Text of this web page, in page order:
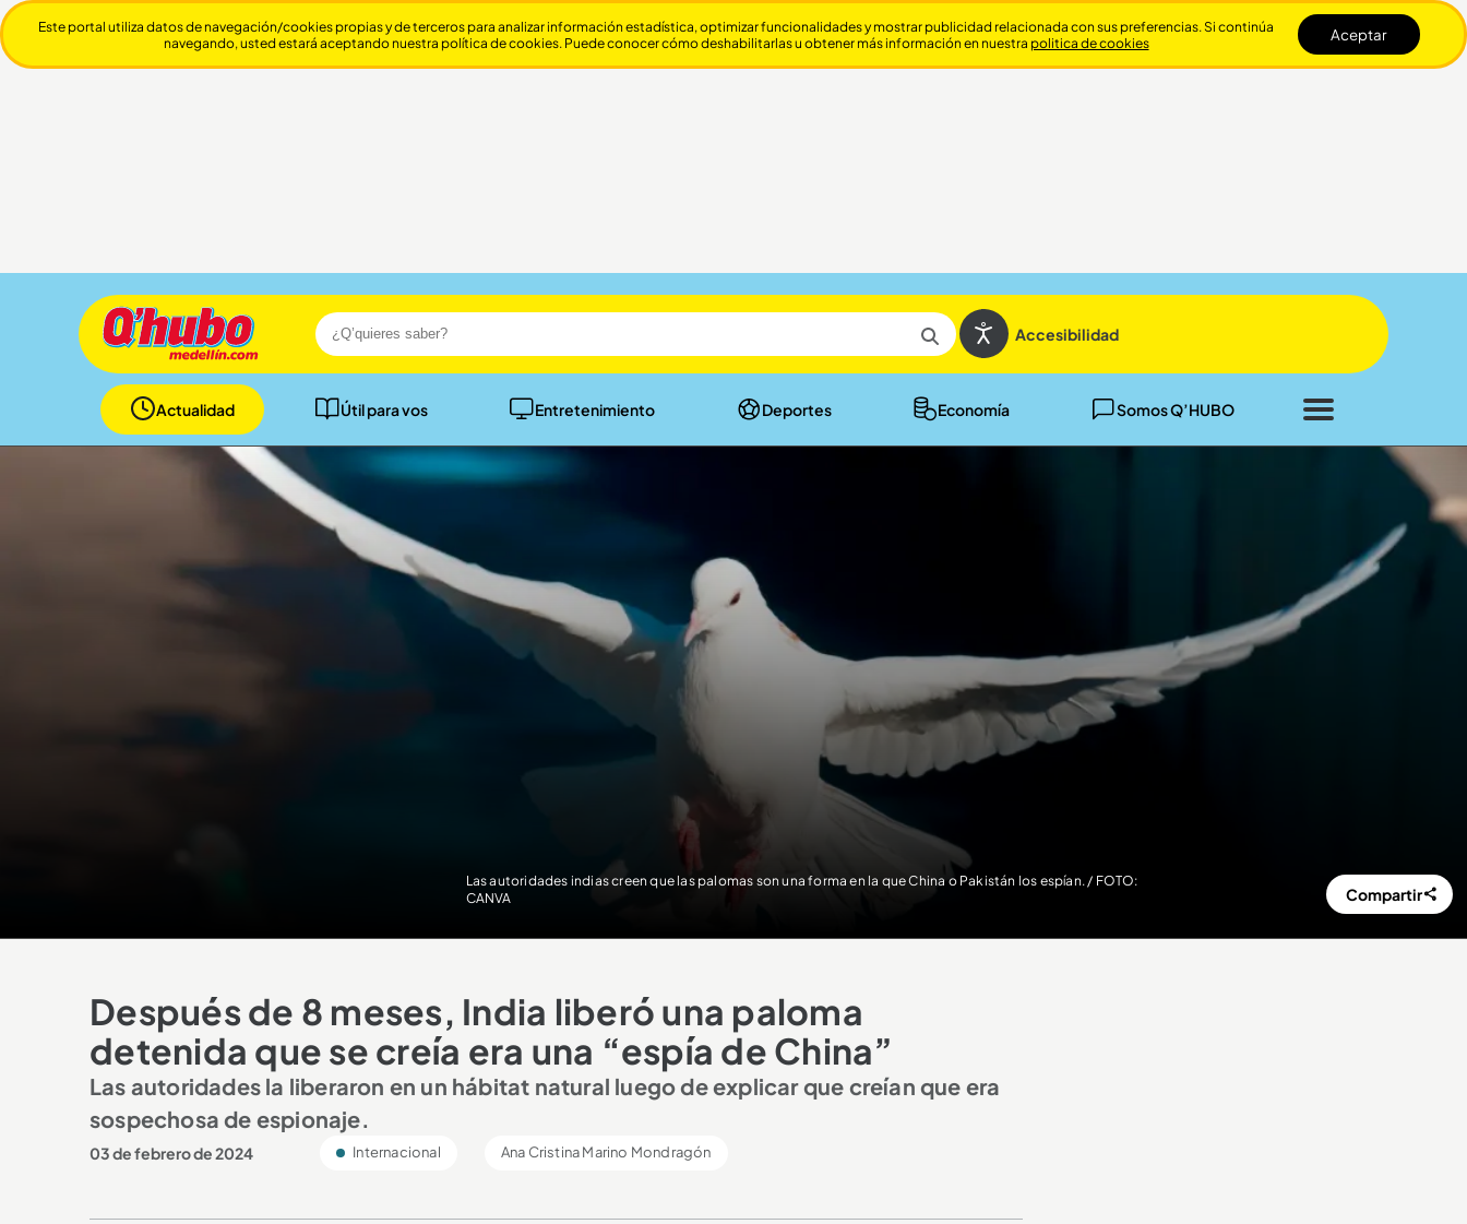
Accesibilidad
Actualidad Útil para vos Entretenimiento Deportes Economía Somos Q’HUBO
Cerrar
Las autoridades indias creen que las palomas son una forma en la que China o Pakistán los espían. / FOTO:
CANVA
Compartir
Después de 8 meses, India liberó una paloma
detenida que se creía era una “espía de China”
Las autoridades la liberaron en un hábitat natural luego de explicar que creían que era
sospechosa de espionaje.
03 de febrero de 2024 Internacional Ana Cristina Marino Mondragón
Este portal utiliza datos de navegación/cookies propias y de terceros para analizar información estadística, optimizar funcionalidades y mostrar publicidad relacionada con sus preferencias. Si continúa
navegando, usted estará aceptando nuestra política de cookies. Puede conocer cómo deshabilitarlas u obtener más información en nuestra politica de cookies Aceptar